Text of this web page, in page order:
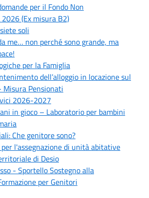
per il Fondo Non
(Ex misura B2)
soli
me… non perché sono grande, ma
per la Famiglia
dell’alloggio in locazione sul
Pensionati
2026-2027
in gioco – Laboratorio per bambini
Che genitore sono?
l'assegnazione di unità abitative
di Desio
- Sportello Sostegno alla
per Genitori